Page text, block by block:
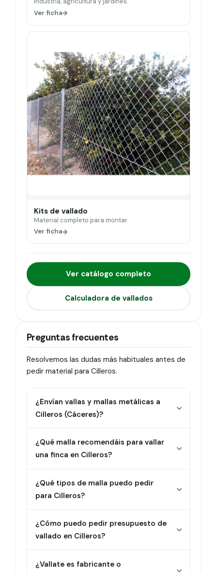
Ver ficha
Kits de vallado
Material completo para montar.
Ver ficha
Ver catálogo completo
Calculadora de vallados
Preguntas frecuentes
Resolvemos las dudas más habituales antes de
pedir material para Cilleros.
¿Envían vallas y mallas metálicas a
Cilleros (Cáceres)?
¿Qué malla recomendáis para vallar
una finca en Cilleros?
¿Qué tipos de malla puedo pedir
para Cilleros?
¿Cómo puedo pedir presupuesto de
vallado en Cilleros?
¿Vallate es fabricante o